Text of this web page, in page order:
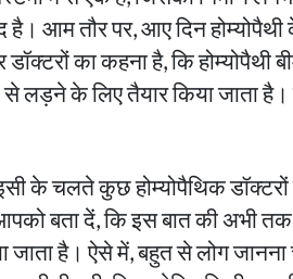
आम तौर पर, आए दिन
का कहना है, कि होम्योपैथी
लड़ने के लिए तैयार किया जाता
के चलते कुछ होम्योपैथिक
बता दें, कि इस बात की अभी तक
जाता है। ऐसे में, बहुत से लोग जानना